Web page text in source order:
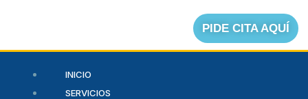
PIDE CITA AQUÍ
INICIO
SERVICIOS
Menú